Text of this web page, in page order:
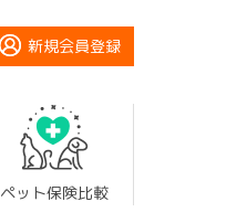
新規会員登録
ペット保険比較